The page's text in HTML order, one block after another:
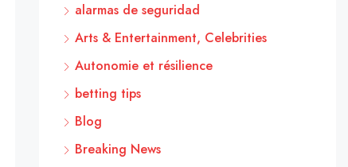
alarmas de seguridad
Arts & Entertainment, Celebrities
Autonomie et résilience
betting tips
Blog
Breaking News